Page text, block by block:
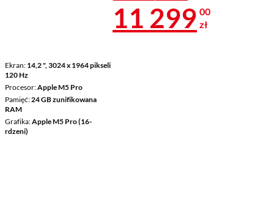
Ekran 14,2 ", 3024 x 1964 pikseli
120 Hz
Procesor Apple M5 Pro
Pamięć 24 GB zunifikowana
RAM
Grafika Apple M5 Pro (16-
rdzeni)
Cena 11 299
11 299 00
zł